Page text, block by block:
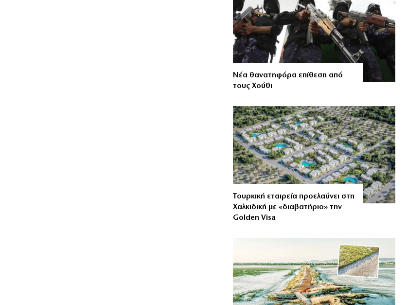
Νέα θανατηφόρα επίθεση από
τους Χούθι
Τουρκική εταιρεία προελαύνει στη
Χαλκιδική με «διαβατήριο» την
Golden Visa